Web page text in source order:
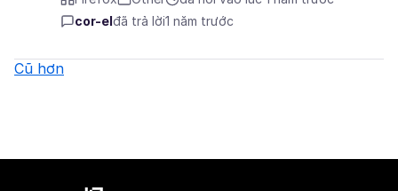
cor-el đã trả lời1 năm trước
Cũ hơn